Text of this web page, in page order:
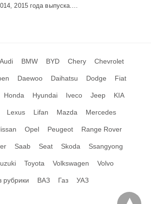
2015 года выпуска.…
Audi BMW BYD Chery Chevrolet
Daewoo Daihatsu Dodge Fiat
Honda Hyundai Iveco Jeep KIA
Lexus Lifan Mazda Mercedes
Opel Peugeot Range Rover
Saab Seat Skoda Ssangyong
Toyota Volkswagen Volvo
рубрики ВАЗ Газ УАЗ